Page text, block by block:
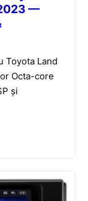
—
Toyota Land
Octa-core
și